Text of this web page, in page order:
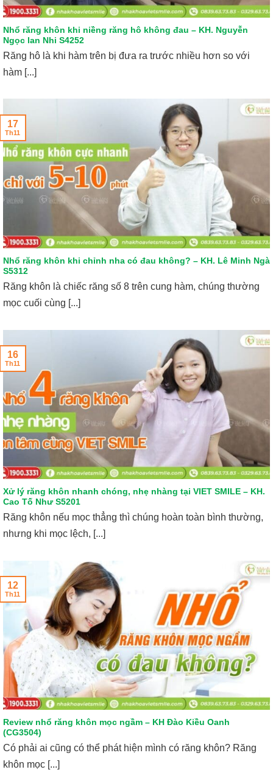
Nhổ răng khôn khi niềng răng hô không đau – KH. Nguyễn
Ngọc lan Nhi S4252
Răng hô là khi hàm trên bị đưa ra trước nhiều hơn so với
hàm [...]
Nhổ răng khôn khi chỉnh nha có đau không? – KH. Lê Minh Ngà
S5312
Răng khôn là chiếc răng số 8 trên cung hàm, chúng thường
mọc cuối cùng [...]
17
Th11
Xử lý răng khôn nhanh chóng, nhẹ nhàng tại VIET SMILE – KH.
Cao Tố Như S5201
Răng khôn nếu mọc thẳng thì chúng hoàn toàn bình thường,
nhưng khi mọc lệch, [...]
16
Th11
Review nhổ răng khôn mọc ngầm – KH Đào Kiều Oanh
(CG3504)
Có phải ai cũng có thể phát hiện mình có răng khôn? Răng
khôn mọc [...]
12
Th11